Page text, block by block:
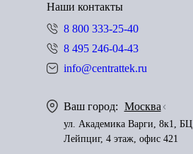
Наши контакты
8 800 333-25-40
8 495 246-04-43
info@centrattek.ru
Ваш город: Москва
ул. Академика Варги, 8к1, БЦ
Лейпциг, 4 этаж, офис 421